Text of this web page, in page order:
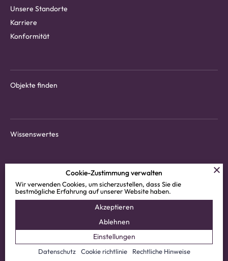
Unsere Standorte
Karriere
Konformität
Objekte finden
Wissenswertes
Spezialisten finden
Mieterapp herunterladen
Datenschutz
Cookie-Zustimmung verwalten
Wir verwenden Cookies, um sicherzustellen, dass Sie die
bestmögliche Erfahrung auf unserer Website haben.
Akzeptieren
Ablehnen
Einstellungen
Datenschutz Cookie richtlinie Rechtliche Hinweise